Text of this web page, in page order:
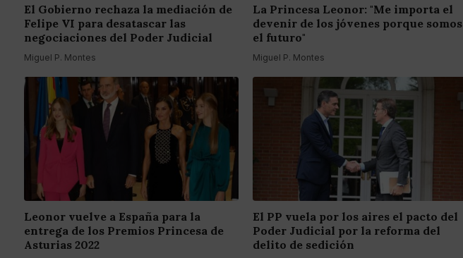
El Gobierno rechaza la mediación de
Felipe VI para desatascar las
negociaciones del Poder Judicial
Miguel P. Montes
La Princesa Leonor: "Me importa el
devenir de los jóvenes porque somos
el futuro"
Miguel P. Montes
Leonor vuelve a España para la
entrega de los Premios Princesa de
Asturias 2022
El PP vuela por los aires el pacto del
Poder Judicial por la reforma del
delito de sedición